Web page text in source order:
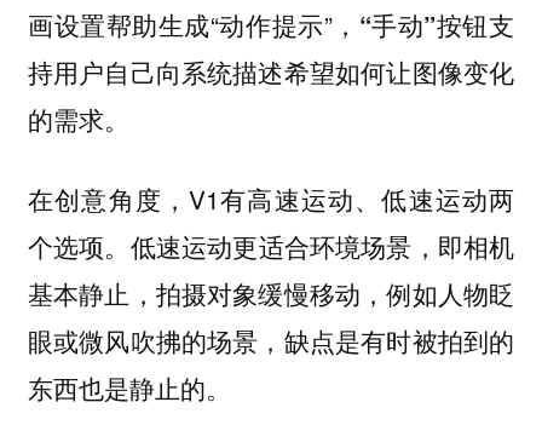
画设置帮助生成“动作提示”， “手动”按钮支
持用户自己向系统描述希望如何让图像变化
的需求。
在创意角度，V1有高速运动、低速运动两
个选项。 低速运动更适合环境场景，即相机
基本静止，拍摄对象缓慢移动，例如人物眨
眼或微风吹拂的场景，缺点是有时被拍到的
东西也是静止的。